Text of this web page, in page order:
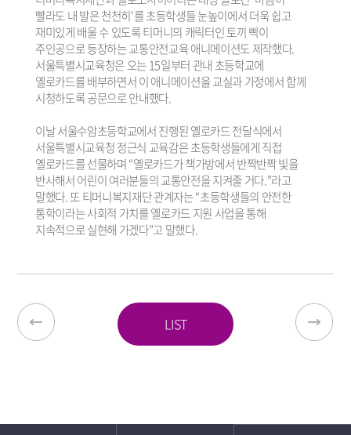
빨라도 내 발은 천천히'를 초등학생들 눈높이에서 더욱 쉽고
재미있게 배울 수 있도록 티머니의 캐릭터인 토끼 삑이
주인공으로 등장하는 교통안전교육 애니메이션도 제작했다.
서울특별시교육청은 오는 15일부터 관내 초등학교에
옐로카드를 배부하면서 이 애니메이션을 교실과 가정에서 함께
시청하도록 공문으로 안내했다.
이날 서울수암초등학교에서 진행된 옐로카드 전달식에서
서울특별시교육청 정근식 교육감은 초등학생들에게 직접
옐로카드를 선물하며 “옐로카드가 책가방에서 반짝반짝 빛을
반사해서 어린이 여러분들의 교통안전을 지켜줄 거다.”라고
말했다. 또 티머니복지재단 관계자는 “초등학생들의 안전한
통학이라는 사회적 가치를 옐로카드 지원 사업을 통해
지속적으로 실현해 가겠다”고 말했다.
LIST